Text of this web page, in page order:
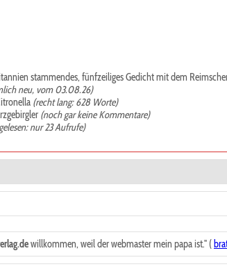
stammendes, fünfzeiliges Gedicht mit dem
neu, vom 03.08.26)
(recht lang: 628 Worte)
(noch gar keine Kommentare)
nur 23 Aufrufe)
willkommen, weil der webmaster mein papa ist." (